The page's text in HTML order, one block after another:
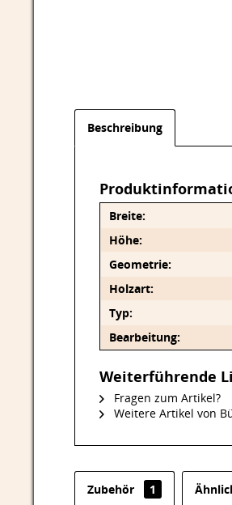
Beschreibung
Breite:
Höhe:
Geometrie:
Holzart:
Typ:
Bearbeitung:
Weiterführende
Fragen zum Artikel?
Weitere Artikel von
Zubehör 1